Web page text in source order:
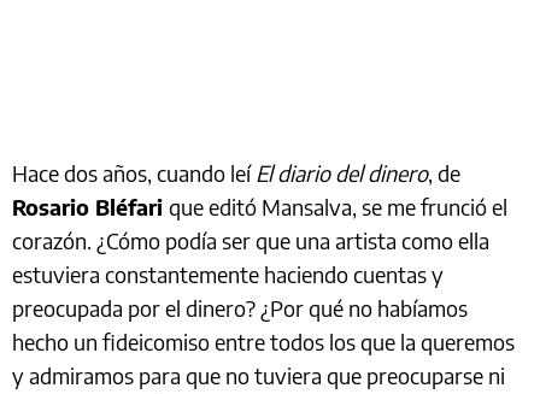
Hace dos años, cuando leíEl diario del dinero, de
Rosario Bléfari que editó Mansalva, se me frunció el
corazón. ¿Cómo podía ser que una artista como ella
estuviera constantemente haciendo cuentas y
preocupada por el dinero? ¿Por qué no habíamos
hecho un fideicomiso entre todos los que la queremos
y admiramos para que no tuviera que preocuparse ni